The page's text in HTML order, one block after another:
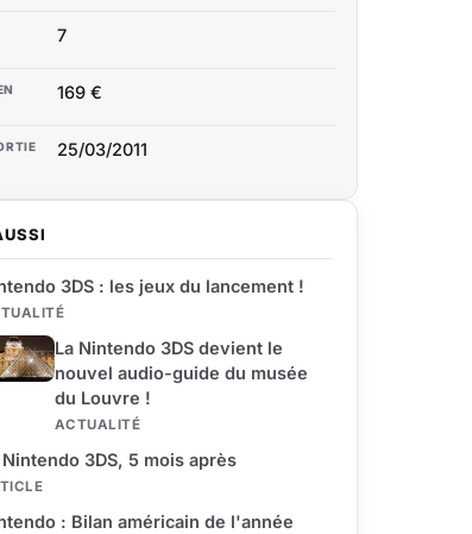
3DS : les jeux du lancement !
La Nintendo 3DS devient le
nouvel audio-guide du musée
du Louvre !
ACTUALITÉ
Nintendo 3DS, 5 mois après
: Bilan américain de l'année
7
169 €
25/03/2011